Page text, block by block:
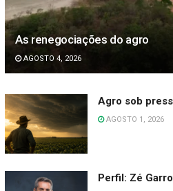
As renegociações do agro
AGOSTO 4, 2026
Agro sob
AGOSTO 1, 2026
Perfil: Zé